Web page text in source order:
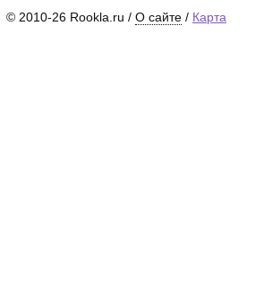
© 2010-26 Rookla.ru / О сайте / Карта